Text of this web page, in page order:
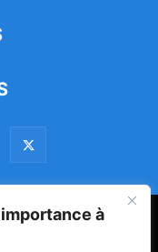
à
de la Vie Privée: Me
Bénin à Séoul